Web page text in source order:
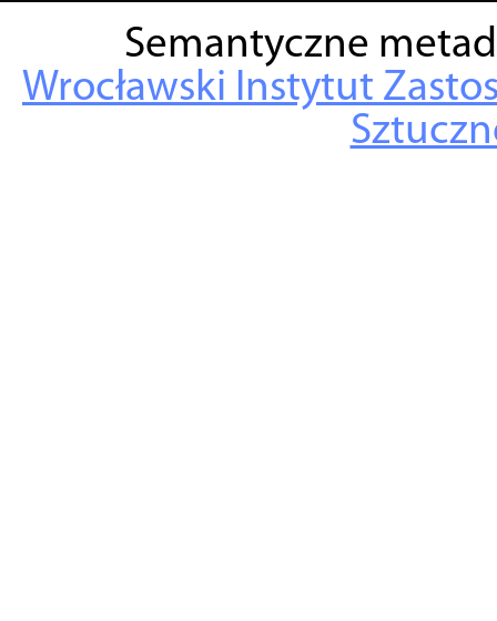
Semantyczne
Wrocławski Instytut